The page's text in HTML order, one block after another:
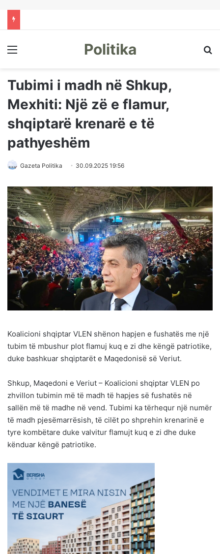
Menu Politika
Tubimi i madh në Shkup,
Mexhiti: Një zë e flamur,
shqiptarë krenarë e të
pathyeshëm
Gazeta Politika 30.09.2025 19:56
Koalicioni shqiptar VLEN shënon hapjen e fushatës me një
tubim të mbushur plot flamuj kuq e zi dhe këngë patriotike,
duke bashkuar shqiptarët e Maqedonisë së Veriut.
Shkup, Maqedoni e Veriut – Koalicioni shqiptar VLEN po
zhvillon tubimin më të madh të hapjes së fushatës në
sallën më të madhe në vend. Tubimi ka tërhequr një numër
të madh pjesëmarrësish, të cilët po shprehin krenarinë e
tyre kombëtare duke valvitur flamujt kuq e zi dhe duke
kënduar këngë patriotike.